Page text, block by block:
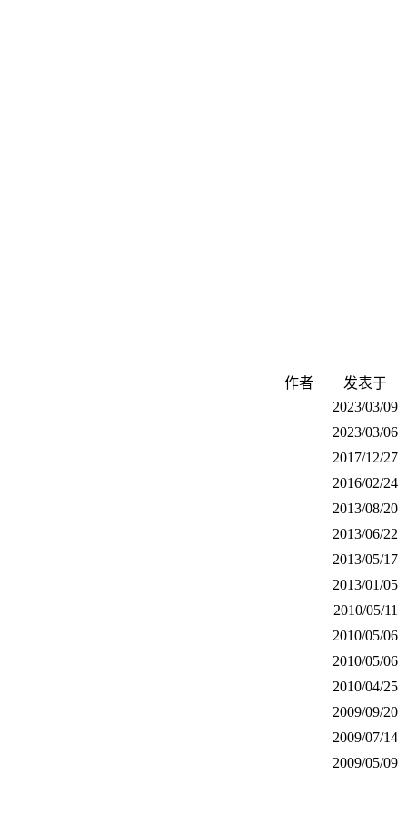
作者
发表于
2023/03/09
2023/03/06
2017/12/27
2016/02/24
2013/08/20
2013/06/22
2013/05/17
2013/01/05
2010/05/11
2010/05/06
2010/05/06
2010/04/25
2009/09/20
2009/07/14
2009/05/09